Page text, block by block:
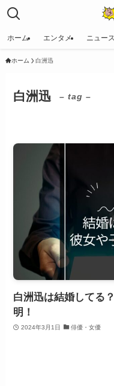
ホーム エンタメ ニュー
ホーム 白洲迅
白洲迅 – tag –
白洲迅は結婚してる
明！
2024年3月1日 俳優・女優